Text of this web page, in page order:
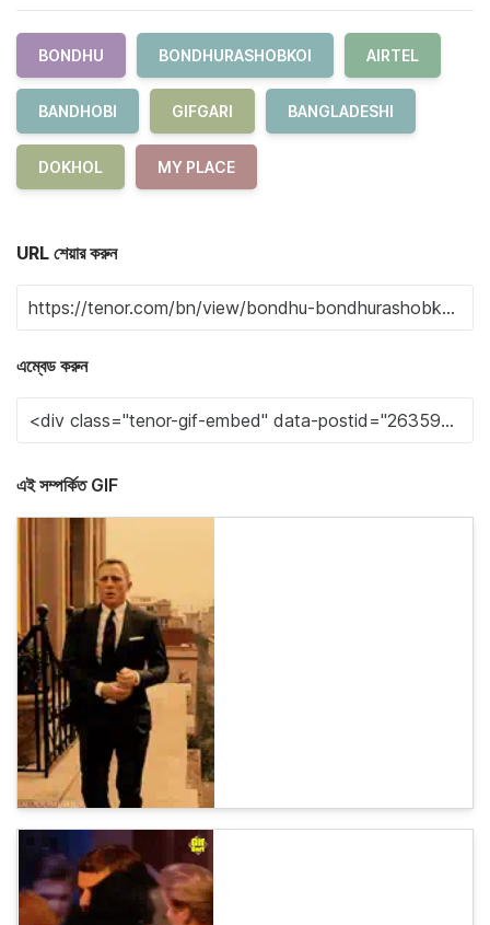
BONDHU BONDHURASHOBKOI AIRTEL
BANDHOBI GIFGARI BANGLADESHI
DOKHOL MY PLACE
URL শেয়ার করুন
এম্বেড করুন
এই সম্পর্কিত GIF